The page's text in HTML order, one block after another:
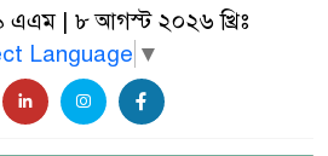
এএম| ৮ আগস্ট ২০২৬ খ্রিঃ
Language ▼